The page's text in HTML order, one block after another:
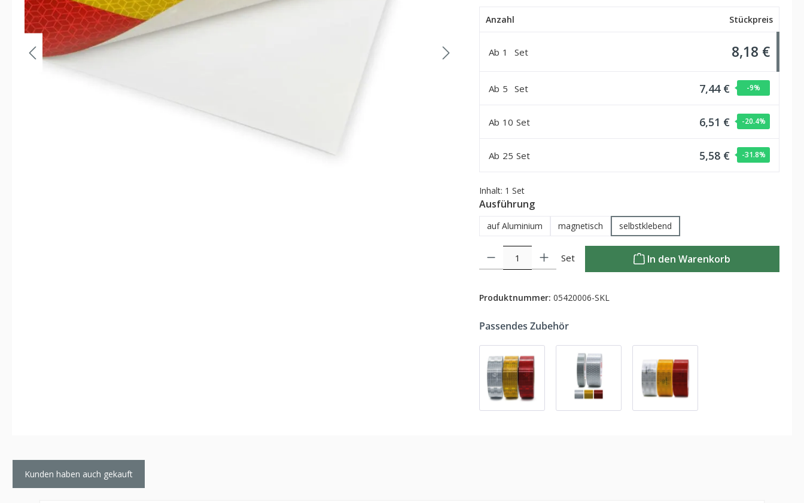
Anzahl Stückpreis
Ab 1 Set 8,18 €
Ab 5 Set 7,44 € -9%
Ab 10 Set 6,51 € -20.4%
Ab 25 Set 5,58 € -31.8%
Inhalt: 1 Set
Ausführungauswählen
auf Aluminium magnetisch selbstklebend
Set In den Warenkorb
Produktnummer: 05420006-SKL
Passendes Zubehör
Kunden haben auch gekauft